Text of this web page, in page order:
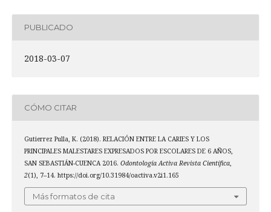
PUBLICADO
2018-03-07
CÓMO CITAR
Gutierrez Pulla, K. (2018). RELACIÓN ENTRE LA CARIES Y LOS
PRINCIPALES MALESTARES EXPRESADOS POR ESCOLARES DE 6 AÑOS,
SAN SEBASTIÁN-CUENCA 2016. Odontología Activa Revista Científica,
2(1), 7–14. https://doi.org/10.31984/oactiva.v2i1.165
Más formatos de cita